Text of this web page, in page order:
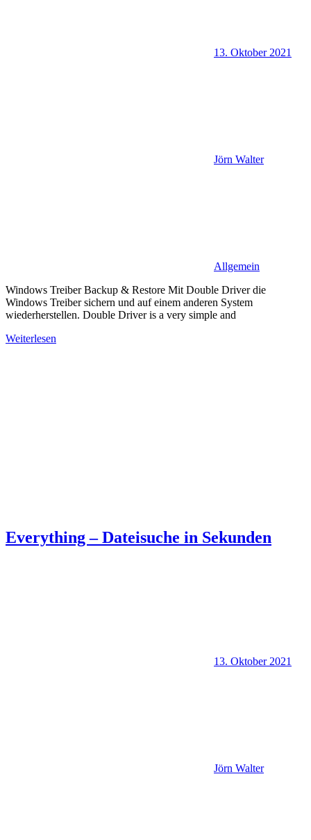
13. Oktober 2021
Jörn Walter
Allgemein
Windows Treiber Backup & Restore Mit Double Driver die
Windows Treiber sichern und auf einem anderen System
wiederherstellen. Double Driver is a very simple and
Weiterlesen
Everything – Dateisuche in Sekunden
13. Oktober 2021
Jörn Walter